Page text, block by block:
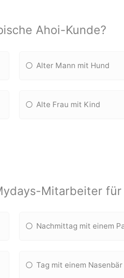
Ahoi-Kunde?
Alter Mann mit Hund
Alte Frau mit Kind
Mitarbeiter
Nachmittag mit einem
Tag mit einem Nasenbär